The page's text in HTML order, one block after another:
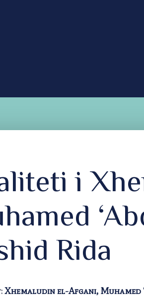
i
Rida
Xhemaludin el-Afgani, Muhamed